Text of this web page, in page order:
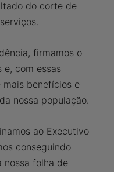
do corte de
firmamos o
e, com essas
benefícios e
nossa população.
ao Executivo
conseguindo
folha de